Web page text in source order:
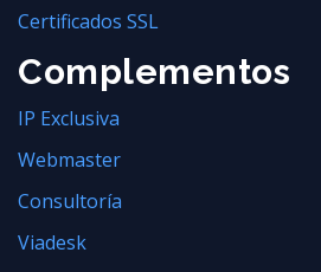
Certificados SSL
Complementos
IP Exclusiva
Webmaster
Consultoría
Viadesk